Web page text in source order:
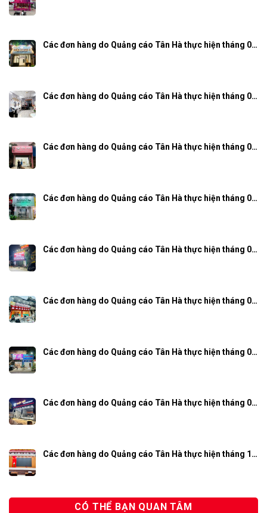
Các đơn hàng do Quảng cáo Tân Hà thực hiện tháng 0…
Các đơn hàng do Quảng cáo Tân Hà thực hiện tháng 0…
Các đơn hàng do Quảng cáo Tân Hà thực hiện tháng 0…
Các đơn hàng do Quảng cáo Tân Hà thực hiện tháng 0…
Các đơn hàng do Quảng cáo Tân Hà thực hiện tháng 0…
Các đơn hàng do Quảng cáo Tân Hà thực hiện tháng 0…
Các đơn hàng do Quảng cáo Tân Hà thực hiện tháng 0…
Các đơn hàng do Quảng cáo Tân Hà thực hiện tháng 0…
Các đơn hàng do Quảng cáo Tân Hà thực hiện tháng 1…
CÓ THỂ BẠN QUAN TÂM